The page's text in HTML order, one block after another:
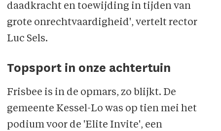
daadkracht en toewijding in tijden van
grote onrechtvaardigheid', vertelt rector
Luc Sels.
Topsport in onze achtertuin
Frisbee is in de opmars, zo blijkt. De
gemeente Kessel-Lo was op tien mei het
podium voor de 'Elite Invite', een